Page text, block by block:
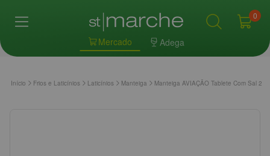
Mercado Adega
0
Início Frios e Laticínios Laticínios Manteiga Manteiga AVIAÇÃO Tablete Com Sal